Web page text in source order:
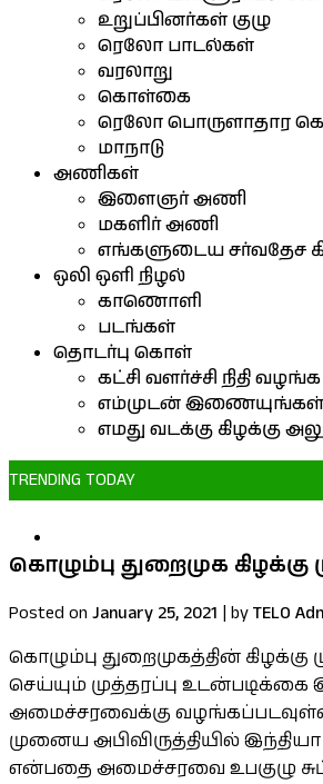
உறுப்பினர்கள் குழு
ரெலோ பாடல்கள்
வரலாறு
கொள்கை
ரெலோ பொருளாதார
மாநாடு
அணிகள்
இளைஞர் அணி
மகளிர் அணி
எங்களுடைய சர்வதேச
ஒலி ஒளி நிழல்
காணொளி
படங்கள்
தொடர்பு கொள்
கட்சி வளர்ச்சி நிதி வழங்க
எம்முடன் இணையுங்கள்
எமது வடக்கு கிழக்கு
TRENDING TODAY
கொழும்பு துறைமுக
Posted on January 25, 2021 | byTELO
கொழும்பு துறைமுகத்தின்
செய்யும் முத்தரப்பு உடன்படிக்கை
அமைச்சரவைக்கு
முனைய அபிவிருத்தியில்
என்பதை அமைச்சரவை உபகுழு